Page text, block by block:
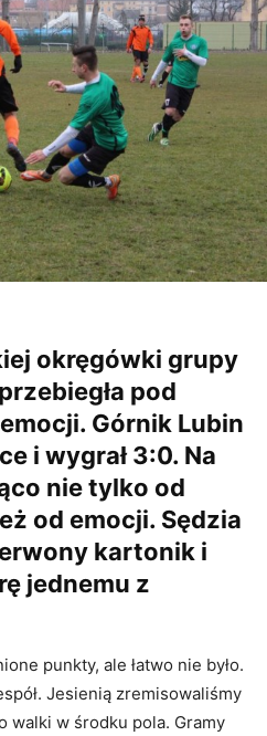
okręgówki grupy
pod
Górnik Lubin
i wygrał 3:0. Na
nie tylko od
od emocji. Sędzia
kartonik i
jednemu z
punkty, ale łatwo nie było.
Jesienią zremisowaliśmy
walki w środku pola. Gramy